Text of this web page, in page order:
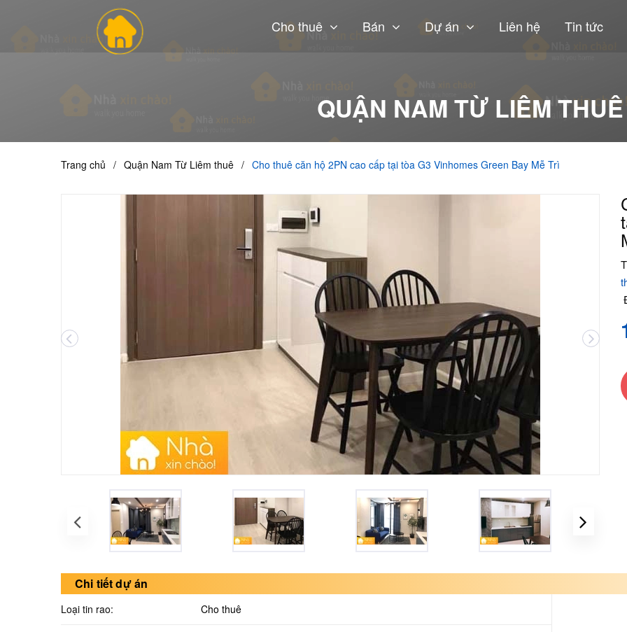
Cho thuê Bán Dự án Liên hệ Tin tức
QUẬN NAM TỪ LIÊM THUÊ
Trang chủ / Quận Nam Từ Liêm thuê / Cho thuê căn hộ 2PN cao cấp tại tòa G3 Vinhomes Green Bay Mễ Trì
Chi tiết dự án
Loại tin rao: Cho thuê